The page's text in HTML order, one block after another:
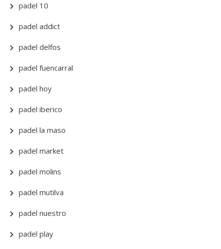
padel 10
padel addict
padel delfos
padel fuencarral
padel hoy
padel iberico
padel la maso
padel market
padel molins
padel mutilva
padel nuestro
padel play